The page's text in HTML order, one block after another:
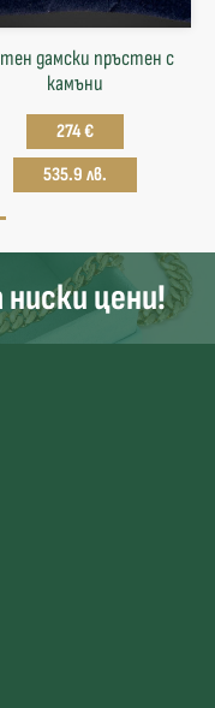
дамски пръстен с
камъни
274 €
535.9 лв.
ниски цени!